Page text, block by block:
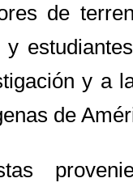
de
y
y a
de